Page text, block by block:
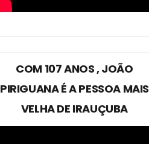
COM 107 ANOS , JOÃO
PIRIGUANA É A PESSOA MAIS
VELHA DE IRAUÇUBA